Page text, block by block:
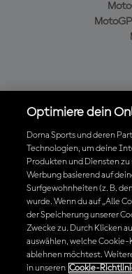
Die offizielle
Optimiere dein
Dorna Sports und deren
Technologien, um deine
Produkten und Diensten zu
Werbung basierend auf
Surfgewohnheiten (z. B.
wurde. Wenn du auf „Alle
der Speicherung unserer
Zwecke zu. Durch Klicken
auswählen, welche
ablehnen möchtest.
in unseren Cookie-